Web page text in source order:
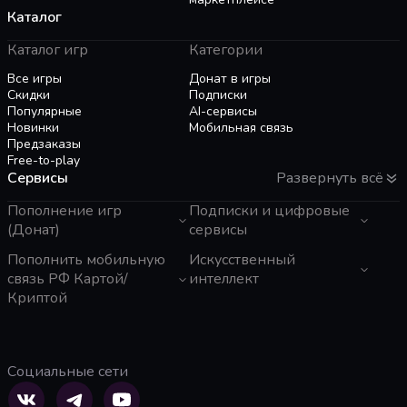
О: К сожалению, нет — это может вызвать
ошибки или нестабильную работу игры.
Каталог
Каталог игр
Все игры
Скидки
Популярные
Новинки
Предзаказы
Free-to-play
Категории
Донат в игры
Подписки
AI-сервисы
Мобильная связь
Сервисы
Развернуть всё
Пополнение игр
(Донат)
GTA 6
Пополнение Steam
Roblox
Genshin Impact
Whiteout Survival
Mobile Legends
Подписки и цифровые
сервисы
Telegram Звезды
Apple ID
Пополнить мобильную
связь РФ Картой/
Криптой
Мегафон
Билайн
Искусственный
интеллект
Социальные сети